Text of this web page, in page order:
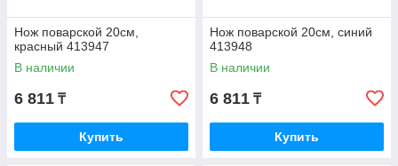
Нож поварской 20см,
красный 413947
В наличии
6 811 ₸
Купить
Нож поварской 20см, синий
413948
В наличии
6 811 ₸
Купить